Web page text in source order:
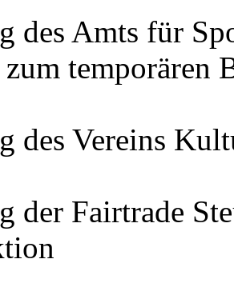
des Amts für
zum temporären
des Vereins
der Fairtrade